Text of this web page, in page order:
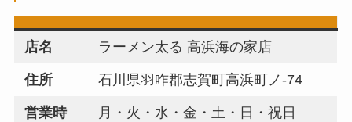
店名 ラーメン太る 高浜海の家店
住所 石川県羽咋郡志賀町高浜町ノ-74
営業時
月・火・水・金・土・日・祝日